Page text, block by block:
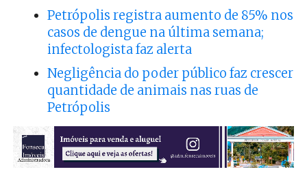
Petrópolis registra aumento de 85% nos
casos de dengue na última semana;
infectologista faz alerta
Negligência do poder público faz crescer
quantidade de animais nas ruas de
Petrópolis